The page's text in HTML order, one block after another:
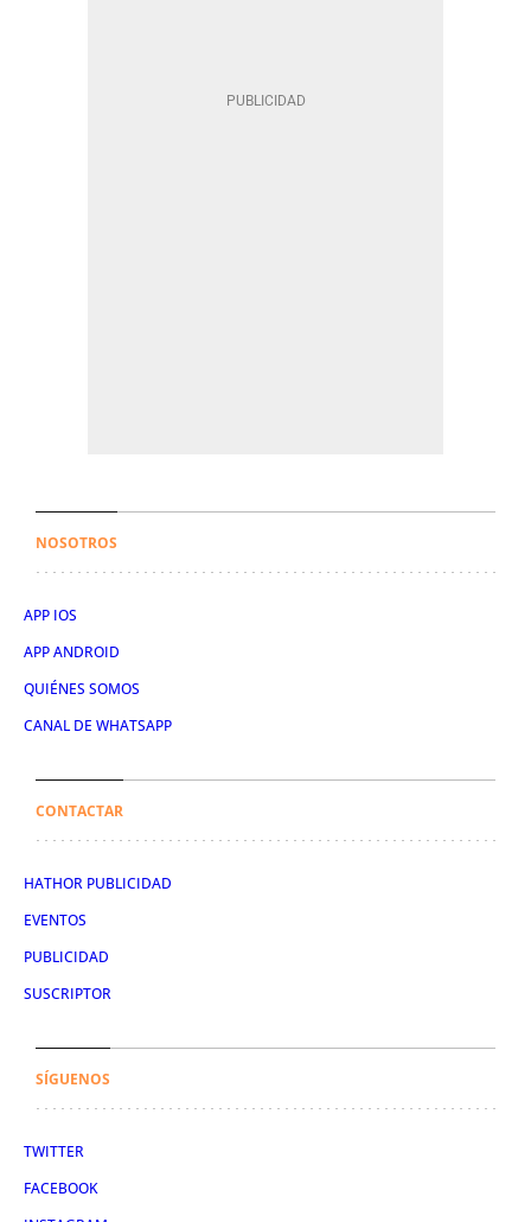
NOSOTROS
APP IOS
APP ANDROID
QUIÉNES SOMOS
CANAL DE WHATSAPP
CONTACTAR
HATHOR PUBLICIDAD
EVENTOS
PUBLICIDAD
SUSCRIPTOR
SÍGUENOS
TWITTER
FACEBOOK